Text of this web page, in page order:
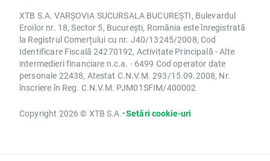
XTB S.A. VARȘOVIA SUCURSALA BUCUREȘTI, Bulevardul
Eroilor nr. 18, Sector 5, București, România este înregistrată
la Registrul Comerțului cu nr. J40/13245/2008, Cod
Identificare Fiscală 24270192, Activitate Principală - Alte
intermedieri financiare n.c.a. - 6499 Cod operator date
personale 22438, Atestat C.N.V.M. 293/15.09.2008, Nr.
înscriere în Reg. C.N.V.M. PJM01SFIM/400002
Copyright 2026 © XTB S.A.•Setări cookie-uri